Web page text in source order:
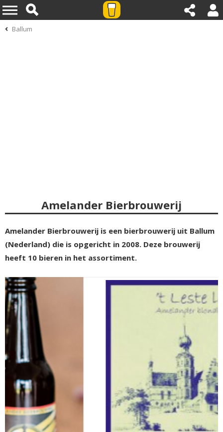
Ballum
Amelander Bierbrouwerij
Amelander Bierbrouwerij is een bierbrouwerij uit Ballum
(Nederland) die is opgericht in 2008. Deze brouwerij
heeft 10 bieren in het assortiment.